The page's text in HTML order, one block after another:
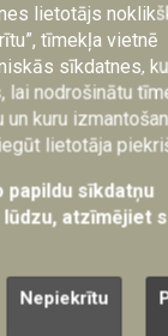
lietotājs
tīmekļa vietnē
sīkdatnes,
lai nodrošinātu
kuru
lietotāja
sīkdatņu
atzīmējiet
Nepiekrītu